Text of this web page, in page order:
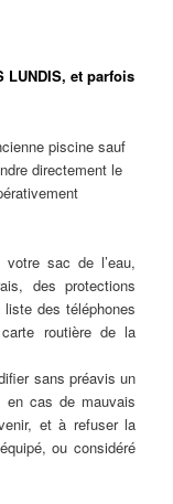
LUNDIS, et parfois
piscine sauf
directement le
sac de l’eau,
des protections
des téléphones
routière de la
sans préavis un
en cas de mauvais
et à refuser la
ou considéré